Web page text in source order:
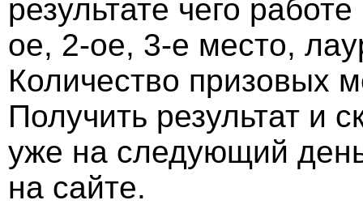
результате чего
ое, 2-ое, 3-е место,
Количество призовых
Получить результат и
уже на следующий
на сайте.